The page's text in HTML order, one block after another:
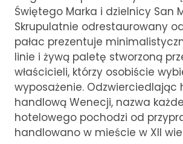
Świętego Marka i dzielnicy San
Skrupulatnie odrestaurowany
pałac prezentuje
linie i żywą paletę stworzoną
właścicieli, którzy osobiście
wyposażenie. Odzwierciedlając
handlową Wenecji, nazwa
hotelowego pochodzi od
handlowano w mieście w XII